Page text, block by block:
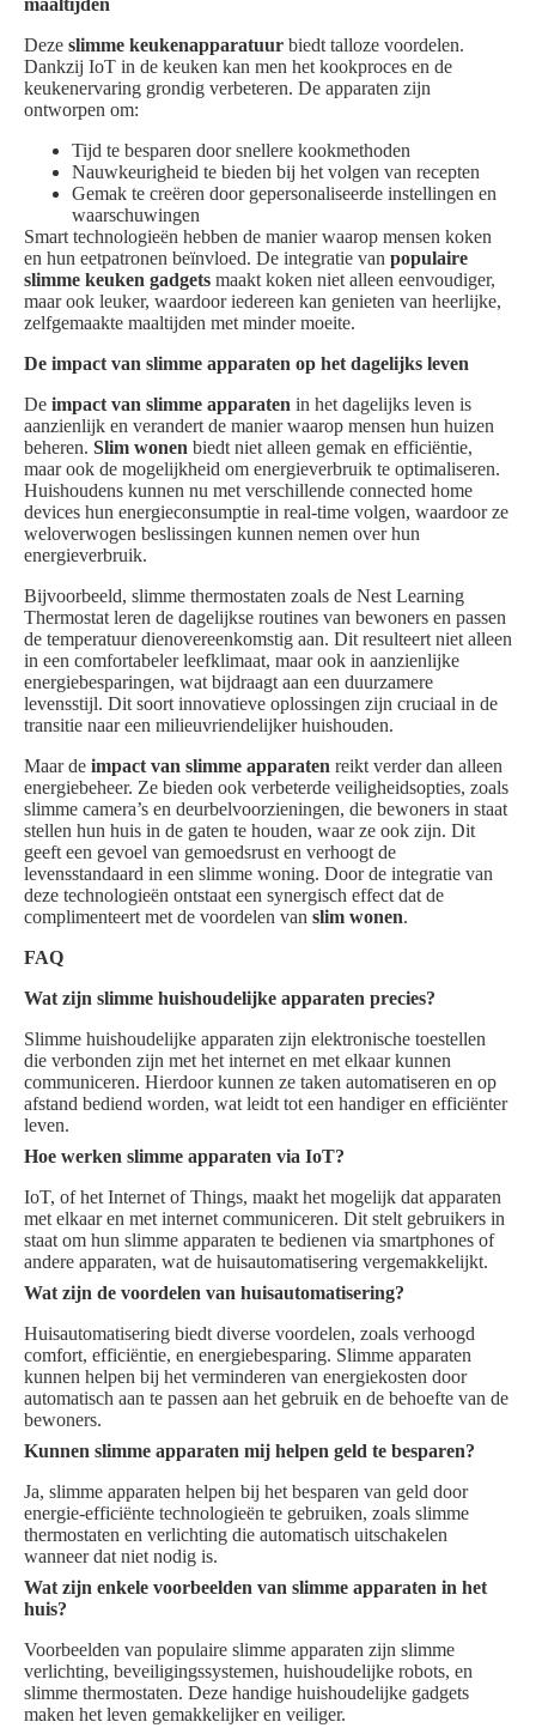
maaltijden
Deze slimme keukenapparatuur biedt talloze voordelen.
Dankzij IoT in de keuken kan men het kookproces en de
keukenervaring grondig verbeteren. De apparaten zijn
ontworpen om:
Tijd te besparen door snellere kookmethoden
Nauwkeurigheid te bieden bij het volgen van recepten
Gemak te creëren door gepersonaliseerde instellingen en
waarschuwingen
Smart technologieën hebben de manier waarop mensen koken
en hun eetpatronen beïnvloed. De integratie van populaire
slimme keuken gadgets maakt koken niet alleen eenvoudiger,
maar ook leuker, waardoor iedereen kan genieten van heerlijke,
zelfgemaakte maaltijden met minder moeite.
De impact van slimme apparaten op het dagelijks leven
De impact van slimme apparaten in het dagelijks leven is
aanzienlijk en verandert de manier waarop mensen hun huizen
beheren. Slim wonen biedt niet alleen gemak en efficiëntie,
maar ook de mogelijkheid om energieverbruik te optimaliseren.
Huishoudens kunnen nu met verschillende connected home
devices hun energieconsumptie in real-time volgen, waardoor ze
weloverwogen beslissingen kunnen nemen over hun
energieverbruik.
Bijvoorbeeld, slimme thermostaten zoals de Nest Learning
Thermostat leren de dagelijkse routines van bewoners en passen
de temperatuur dienovereenkomstig aan. Dit resulteert niet alleen
in een comfortabeler leefklimaat, maar ook in aanzienlijke
energiebesparingen, wat bijdraagt aan een duurzamere
levensstijl. Dit soort innovatieve oplossingen zijn cruciaal in de
transitie naar een milieuvriendelijker huishouden.
Maar de impact van slimme apparaten reikt verder dan alleen
energiebeheer. Ze bieden ook verbeterde veiligheidsopties, zoals
slimme camera’s en deurbelvoorzieningen, die bewoners in staat
stellen hun huis in de gaten te houden, waar ze ook zijn. Dit
geeft een gevoel van gemoedsrust en verhoogt de
levensstandaard in een slimme woning. Door de integratie van
deze technologieën ontstaat een synergisch effect dat de
complimenteert met de voordelen van slim wonen.
FAQ
Wat zijn slimme huishoudelijke apparaten precies?
Slimme huishoudelijke apparaten zijn elektronische toestellen
die verbonden zijn met het internet en met elkaar kunnen
communiceren. Hierdoor kunnen ze taken automatiseren en op
afstand bediend worden, wat leidt tot een handiger en efficiënter
leven.
Hoe werken slimme apparaten via IoT?
IoT, of het Internet of Things, maakt het mogelijk dat apparaten
met elkaar en met internet communiceren. Dit stelt gebruikers in
staat om hun slimme apparaten te bedienen via smartphones of
andere apparaten, wat de huisautomatisering vergemakkelijkt.
Wat zijn de voordelen van huisautomatisering?
Huisautomatisering biedt diverse voordelen, zoals verhoogd
comfort, efficiëntie, en energiebesparing. Slimme apparaten
kunnen helpen bij het verminderen van energiekosten door
automatisch aan te passen aan het gebruik en de behoefte van de
bewoners.
Kunnen slimme apparaten mij helpen geld te besparen?
Ja, slimme apparaten helpen bij het besparen van geld door
energie-efficiënte technologieën te gebruiken, zoals slimme
thermostaten en verlichting die automatisch uitschakelen
wanneer dat niet nodig is.
Wat zijn enkele voorbeelden van slimme apparaten in het
huis?
Voorbeelden van populaire slimme apparaten zijn slimme
verlichting, beveiligingssystemen, huishoudelijke robots, en
slimme thermostaten. Deze handige huishoudelijke gadgets
maken het leven gemakkelijker en veiliger.